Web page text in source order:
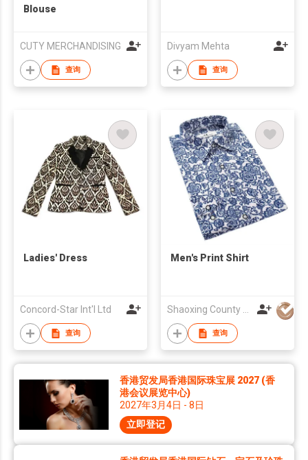
Blouse
CUTY MERCHANDISING
查询
Divyam Mehta
查询
Ladies' Dress
Concord-Star Int'l Ltd
查询
Men's Print Shirt
Shaoxing County Woorain Textile & Garment Co Ltd
查询
香港贸发局香港国际珠宝展 2027 (香
港会议展览中心)
2027年3月4日 - 8日
立即登记